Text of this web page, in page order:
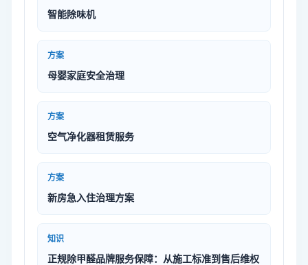
智能除味机
方案
母婴家庭安全治理
方案
空气净化器租赁服务
方案
新房急入住治理方案
知识
正规除甲醛品牌服务保障：从施工标准到售后维权